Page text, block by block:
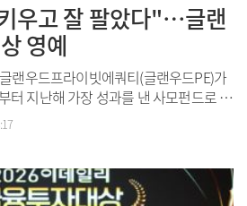
우고 잘 팔았다"…글랜
영예
랜우드프라이빗에쿼티(글랜우드PE)가
터 지난해 가장 성과를 낸 사모펀드로 꼽
, 엑시트(회수)까지 전 과정에서 고른 성
를 안았다. 대기업 비핵심 사업부를 인수